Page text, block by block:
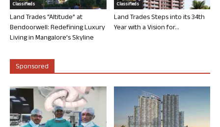
Classifieds
Land Trades “Altitude” at
Bendoorwell: Redefining Luxury
Living in Mangalore’s Skyline
Classifieds
Land Trades Steps into its 34th
Year with a Vision for...
Sponsored